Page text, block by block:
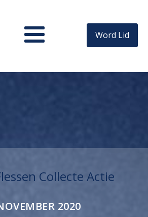
Word Lid
Collecte Actie
2020